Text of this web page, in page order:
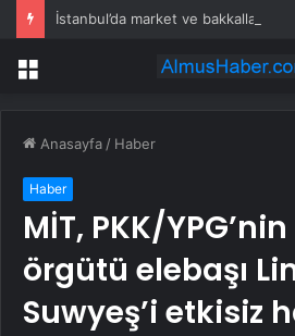
Menü
Anasayfa / Haber
Haber
MİT, PKK/
örgütü elebaşı
Suwyeş’i etkisiz